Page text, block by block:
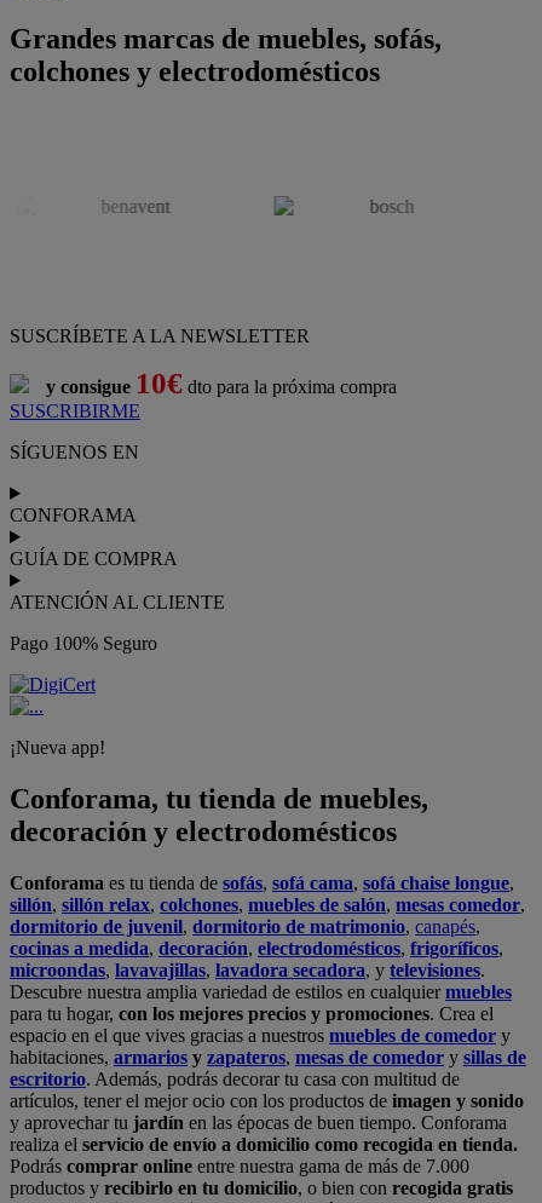
Grandes marcas de muebles, sofás,
colchones y electrodomésticos
SUSCRÍBETE A LA NEWSLETTER
y consigue 10€ dto para la próxima compra
SUSCRIBIRME
SÍGUENOS EN
CONFORAMA
GUÍA DE COMPRA
ATENCIÓN AL CLIENTE
Pago 100% Seguro
¡Nueva app!
Conforama, tu tienda de muebles,
decoración y electrodomésticos
Conforama es tu tienda de sofás, sofá cama, sofá chaise longue,
sillón, sillón relax, colchones, muebles de salón, mesas comedor,
dormitorio de juvenil, dormitorio de matrimonio, canapés,
cocinas a medida, decoración, electrodomésticos, frigoríficos,
microondas, lavavajillas, lavadora secadora, y televisiones.
Descubre nuestra amplia variedad de estilos en cualquiermuebles
para tu hogar, con los mejores precios y promociones. Crea el
espacio en el que vives gracias a nuestros muebles de comedor y
habitaciones, armarios y zapateros, mesas de comedor y sillas de
escritorio. Además, podrás decorar tu casa con multitud de
artículos, tener el mejor ocio con los productos de imagen y sonido
y aprovechar tu jardín en las épocas de buen tiempo. Conforama
realiza el servicio de envío a domicilio como recogida en tienda.
Podrás comprar online entre nuestra gama de más de 7.000
productos y recibirlo en tu domicilio, o bien con recogida gratis